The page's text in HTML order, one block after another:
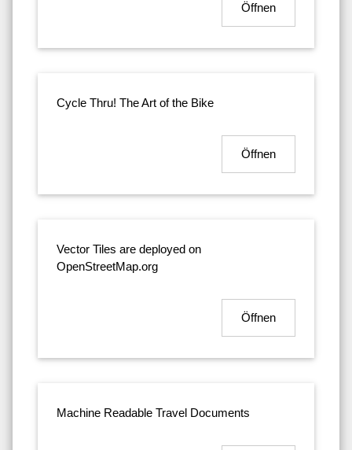
Öffnen
Cycle Thru! The Art of the Bike
Öffnen
Vector Tiles are deployed on
OpenStreetMap.org
Öffnen
Machine Readable Travel Documents